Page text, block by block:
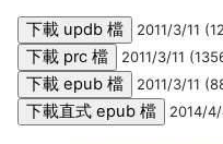
2011/3/11
2011/3/11
2011/3/11
2014/